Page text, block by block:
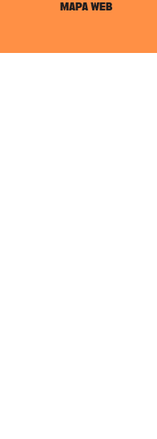
MAPA WEB